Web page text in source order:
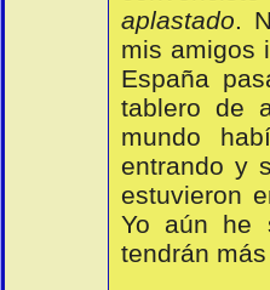
aplastado.
mis amigos
España
tablero de
mundo
entrando y
estuvieron
Yo aún he
tendrán